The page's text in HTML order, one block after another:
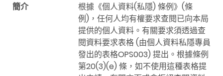
簡介
根據《個人資料(私隱) 條例》(條
例)，任何人均有權要求查閱已向本局
提供的個人資料。有關要求須透過查
閱資料要求表格 (由個人資料私隱專員
發出的表格OPS003) 提出。根據條例
第20(3)(e) 條，如不使用這種表格提